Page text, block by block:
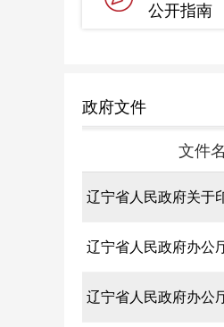
公开指南
政府文件
文件名